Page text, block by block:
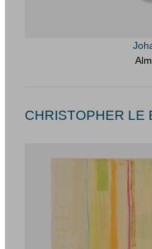
CHRISTOPHER LE